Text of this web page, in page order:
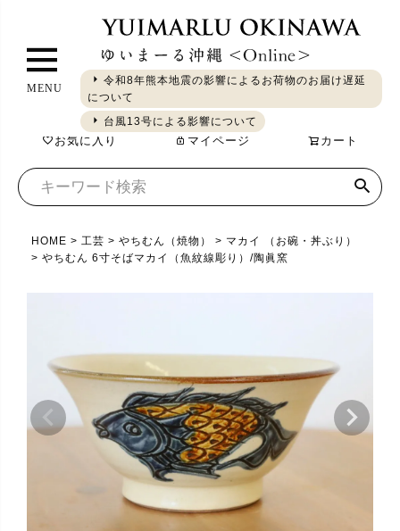
MENU
令和8年熊本地震の影響によるお荷物のお届け遅延
について
台風13号による影響について
やちむん 琉球ガラス シーサー 染織 食品
お気に入り マイページ カート
HOME 工芸 やちむん（焼物）
マカイ （お碗・丼ぶり）
やちむん 6寸そばマカイ（魚紋線彫り）/陶眞窯
ジ
へ